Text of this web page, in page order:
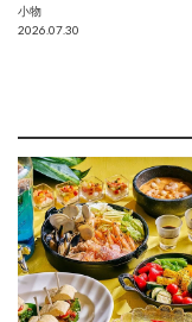
小物
2026.07.30